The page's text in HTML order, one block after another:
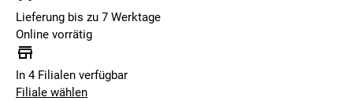
Lieferung bis zu 7 Werktage
Online vorrätig
In 4 Filialen verfügbar
Filiale wählen